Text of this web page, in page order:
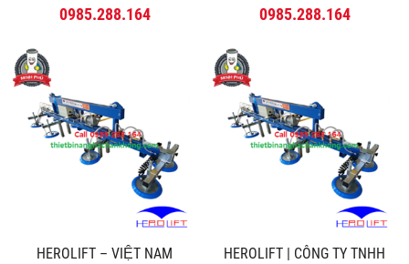
0985.288.164 0985.288.164
HEROLIFT – VIỆT NAM
HEROLIFT | CÔNG TY TNHH